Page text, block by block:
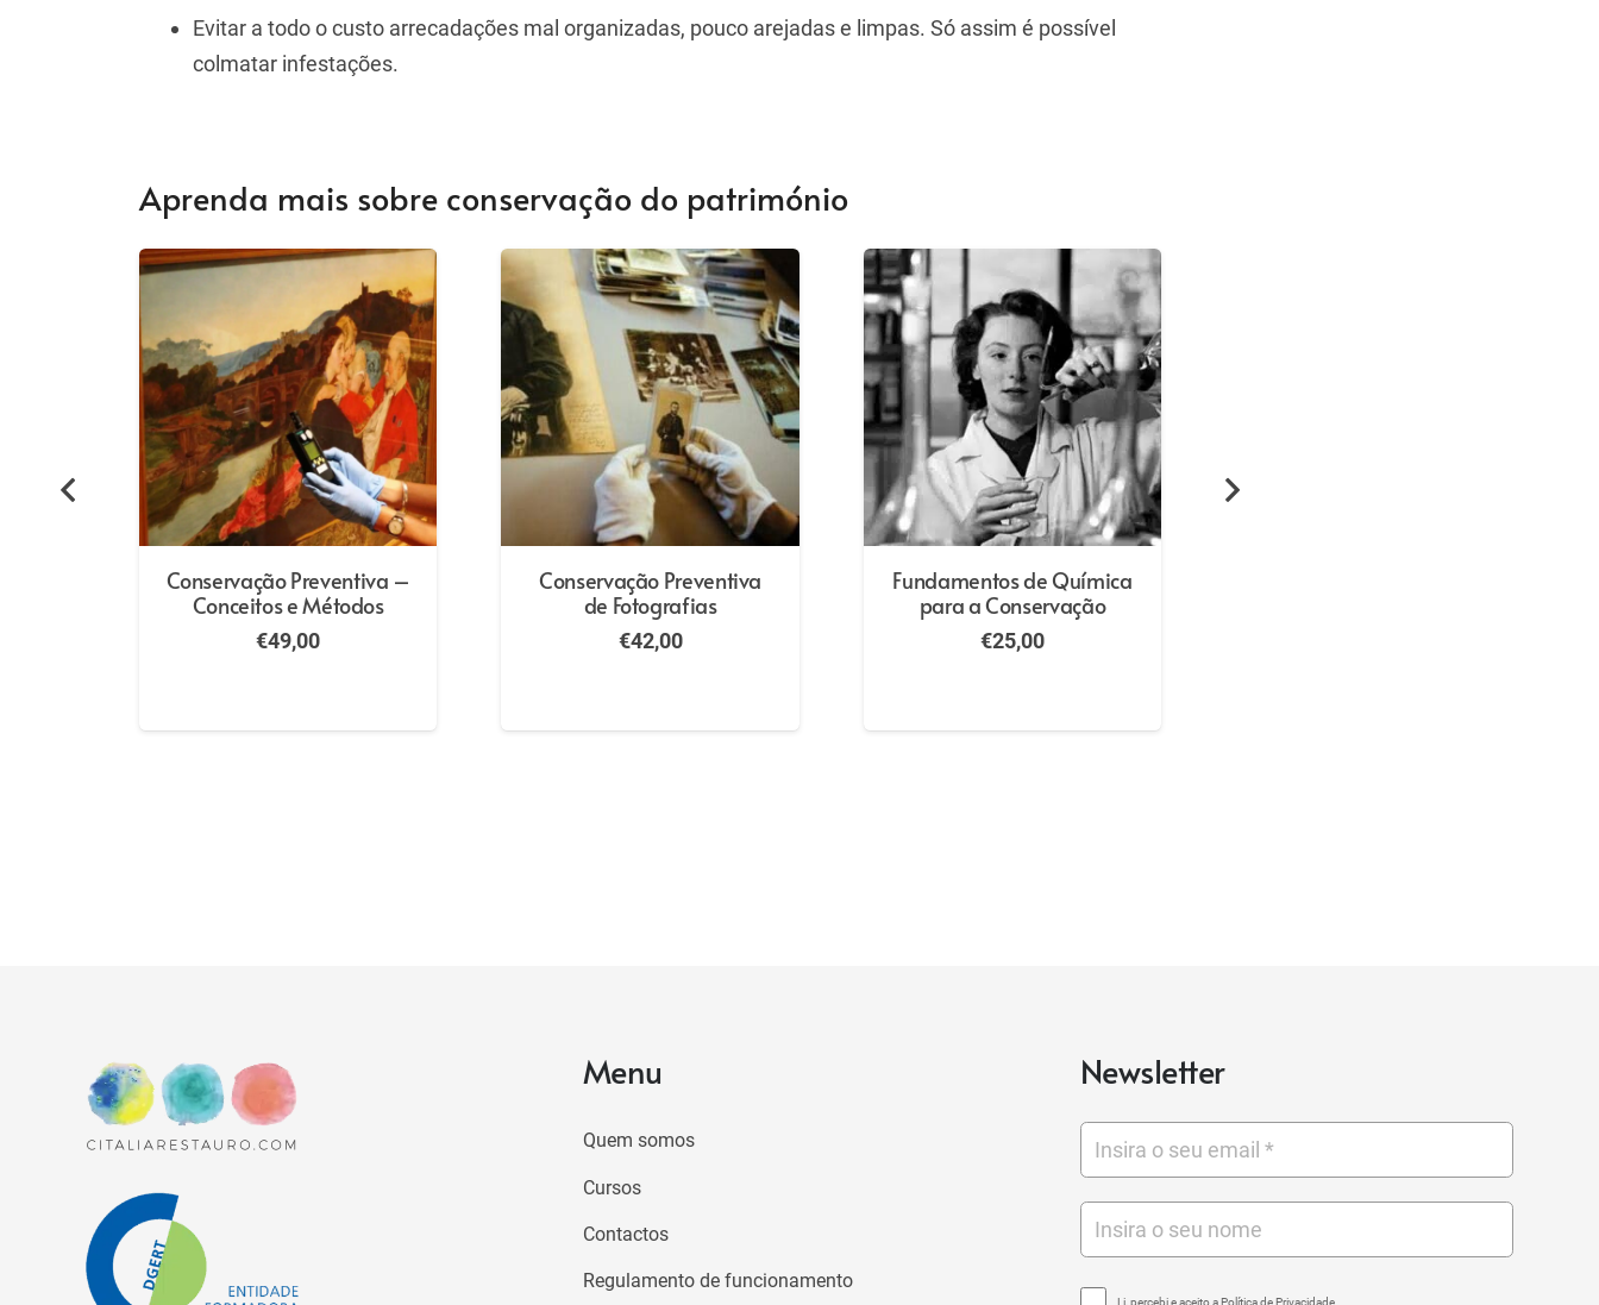
Evitar a todo o custo arrecadações mal organizadas, pouco arejadas e limpas. Só assim é possível
colmatar infestações.
Aprenda mais sobre conservação do património
Conservação Preventiva –
Conceitos e Métodos
€49,00
Conservação Preventiva
de Fotografias
€42,00
Fundamentos de Química
para a Conservação
€25,00
Menu
Quem somos
Cursos
Contactos
Regulamento de funcionamento
Newsletter